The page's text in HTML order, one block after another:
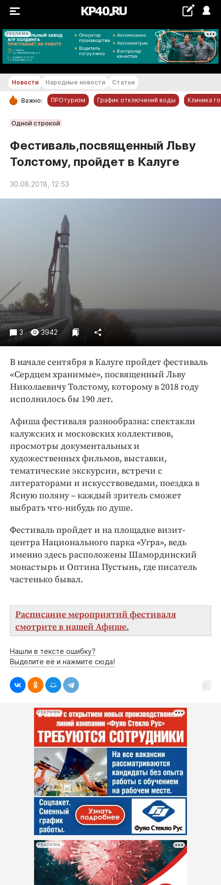
РЕКЛАМА
+17...+18 °С
РУБРИКИ
Новости компаний
Статьи
Народные новости
Авто и транспорт
Благоустройство
Криминал
Культура
Недвижимость и ЖКХ
Образование
Общество
Погода
Праздники
Происшествия
Спорт
Экономика и бизнес
ПРОЕКТЫ
Блоги
Издания
Медиаперсона
Интересное чтиво
Клиника года
Бренд года
Работодатель года
Новости Народные новости Статьи
Важно: ПРОтуризм График отключений воды Клиника
Одной строкой
Фестиваль,посвященный Льву
Толстому, пройдет в Калуге
30.08.2018, 12:53
3 3942
В начале сентября в Калуге пройдет фестиваль
«Сердцем хранимые», посвященный Льву
Николаевичу Толстому, которому в 2018 году
исполнилось бы 190 лет.
Афиша фестиваля разнообразна: спектакли
калужских и московских коллективов,
просмотры документальных и
художественных фильмов, выставки,
тематические экскурсии, встречи с
литераторами и искусствоведами, поездка в
Ясную поляну – каждый зритель сможет
выбрать что-нибудь по душе.
Фестиваль пройдет и на площадке визит-
центра Национального парка «Угра», ведь
именно здесь расположены Шамординский
монастырь и Оптина Пустынь, где писатель
частенько бывал.
Расписание мероприятий фестиваля
смотрите в нашей Афише.
Нашли в тексте ошибку?
Выделите её и нажмите сюда!
РЕКЛАМА
РЕКЛАМА